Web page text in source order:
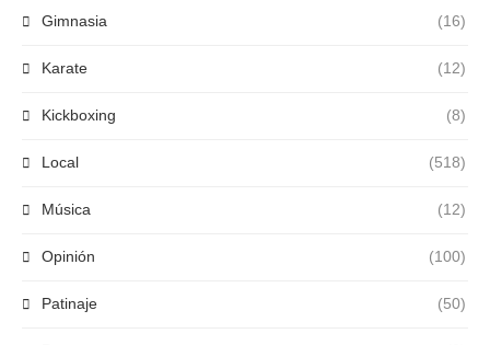
Gimnasia (16)
Karate (12)
Kickboxing (8)
Local (518)
Música (12)
Opinión (100)
Patinaje (50)